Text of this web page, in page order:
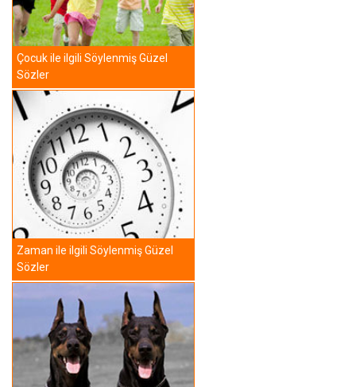
Çocuk ile ilgili Söylenmiş Güzel
Sözler
Zaman ile ilgili Söylenmiş Güzel
Sözler